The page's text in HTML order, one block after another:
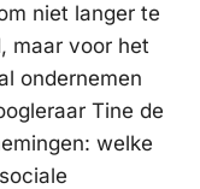
niet langer te
maar voor het
ondernemen
Tine de
welke